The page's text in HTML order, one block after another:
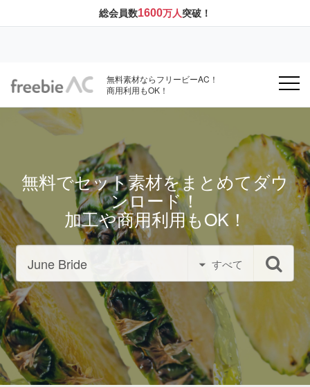
総会員数1600万人突破！
無料素材ならフリービーAC！
商用利用もOK！
無料でセット素材をまとめてダウ
ンロード！
加工や商用利用もOK！
すべて